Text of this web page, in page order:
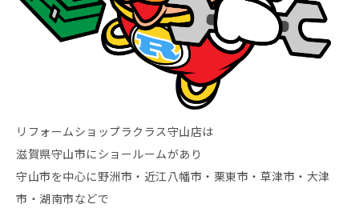
リフォームショップラクラス守山店は
滋賀県守山市にショールームがあり
守山市を中心に野洲市・近江八幡市・栗東市・草津市・大津
市・湖南市などで